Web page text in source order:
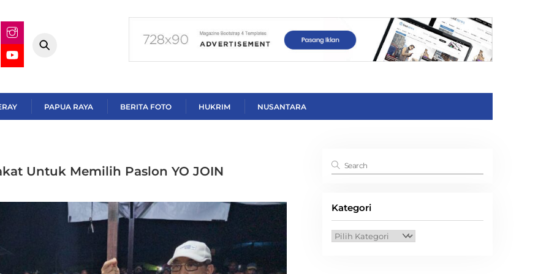
PAPUA RAYA BERITA FOTO HUKRIM NUSANTARA
Untuk Memilih Paslon YO JOIN
Kategori
Kategori